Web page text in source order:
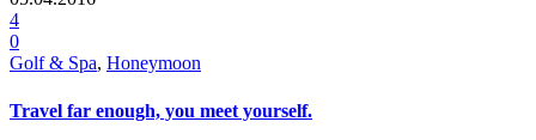
4
0
Golf & Spa, Honeymoon
Travel far enough, you meet yourself.